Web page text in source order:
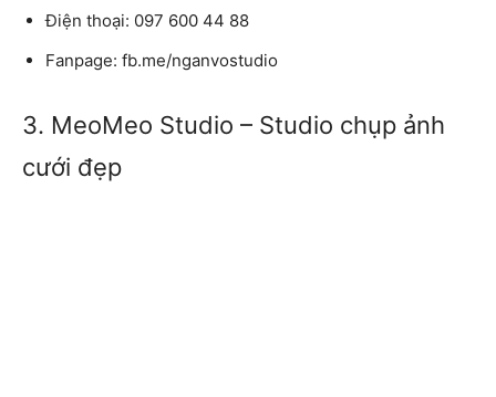
Điện thoại: 097 600 44 88
Fanpage: fb.me/nganvostudio
3. MeoMeo Studio – Studio chụp ảnh
cưới đẹp